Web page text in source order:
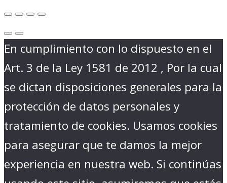
En cumplimiento con lo dispuesto en el
Art. 3 de la Ley 1581 de 2012 , Por la cual
se dictan disposiciones generales para la
protección de datos personales y
tratamiento de cookies. Usamos cookies
para asegurar que te damos la mejor
experiencia en nuestra web. Si continúas